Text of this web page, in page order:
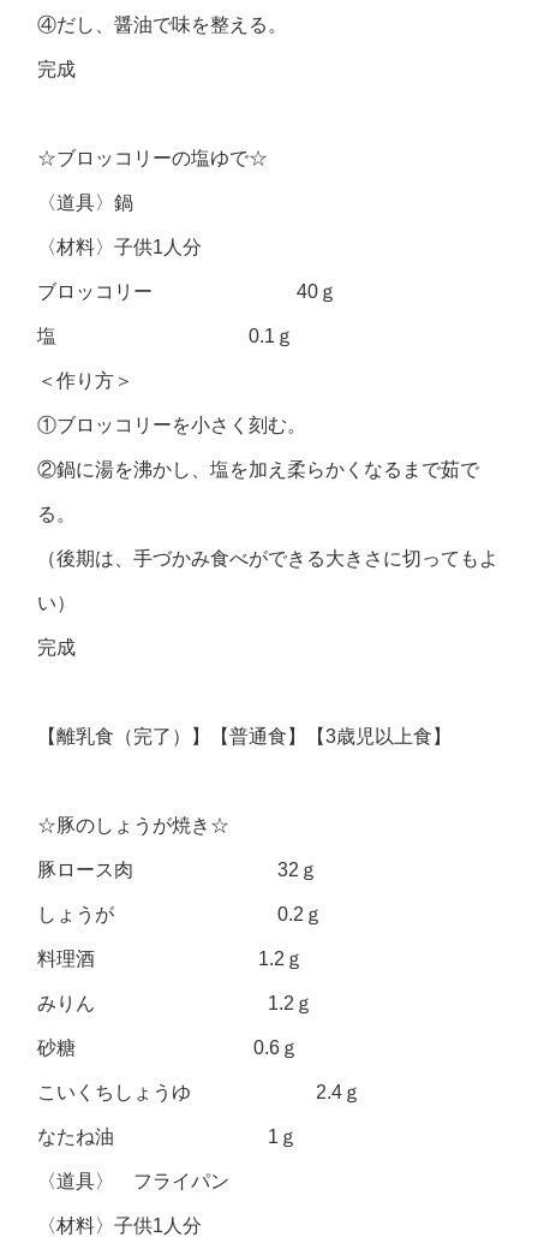
④だし、醤油で味を整える。
完成
☆ブロッコリーの塩ゆで☆
〈道具〉鍋
〈材料〉子供1人分
ブロッコリー 40ｇ
塩 0.1ｇ
＜作り方＞
①ブロッコリーを小さく刻む。
②鍋に湯を沸かし、塩を加え柔らかくなるまで茹で
る。
（後期は、手づかみ食べができる大きさに切ってもよ
い）
完成
【離乳食（完了）】【普通食】【3歳児以上食】
☆豚のしょうが焼き☆
豚ロース肉 32ｇ
しょうが 0.2ｇ
料理酒 1.2ｇ
みりん 1.2ｇ
砂糖 0.6ｇ
こいくちしょうゆ 2.4ｇ
なたね油 1ｇ
〈道具〉 フライパン
〈材料〉子供1人分